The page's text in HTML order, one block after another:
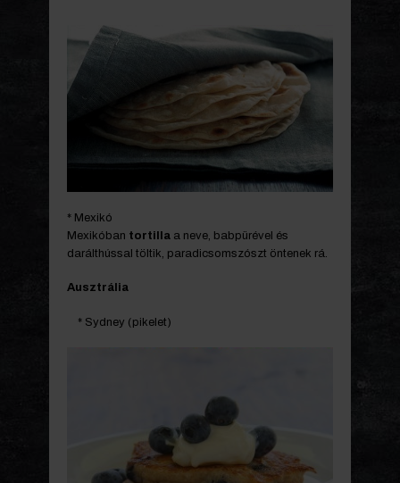
* Mexikó
Mexikóban tortilla a neve, babpürével és
darálthússal töltik, paradicsomszószt öntenek rá.
Ausztrália
* Sydney (pikelet)